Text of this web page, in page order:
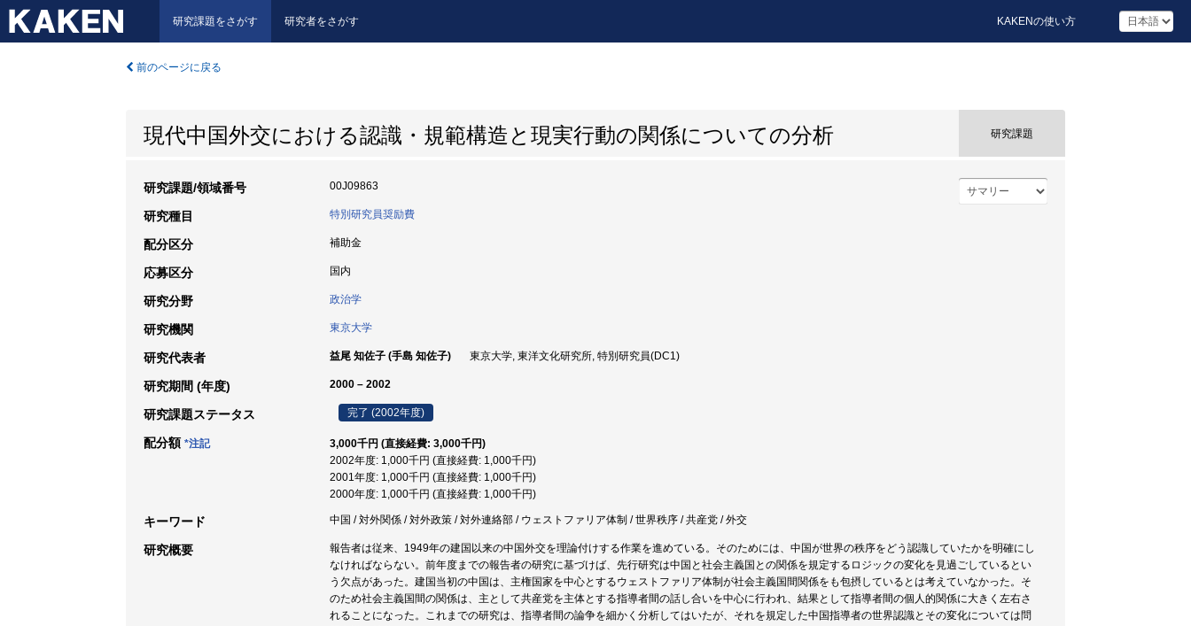
研究課題をさがす 研究者をさがす KAKENの使い方
前のページに戻る
現代中国外交における認識・規範構造と現実行動の関係についての分析 研究課題
研究課題/領域番号 00J09863
研究種目 特別研究員奨励費
配分区分 補助金
応募区分 国内
研究分野 政治学
研究機関 東京大学
研究代表者 益尾 知佐子 (手島 知佐子) 東京大学, 東洋文化研究所, 特別研究員(DC1)
研究期間 (年度) 2000 – 2002
研究課題ステータス 完了 (2002年度)
配分額 *注記
3,000千円 (直接経費: 3,000千円)
2002年度: 1,000千円 (直接経費: 1,000千円)
2001年度: 1,000千円 (直接経費: 1,000千円)
2000年度: 1,000千円 (直接経費: 1,000千円)
キーワード 中国 / 対外関係 / 対外政策 / 対外連絡部 / ウェストファリア体制 / 世界秩序 / 共産党 / 外交
研究概要
報告者は従来、1949年の建国以来の中国外交を理論付けする作業を進めている。そのためには、中国が世界の秩序をどう認識していたかを明確にし
なければならない。前年度までの報告者の研究に基づけば、先行研究は中国と社会主義国との関係を規定するロジックの変化を見過ごしているとい
う欠点があった。建国当初の中国は、主権国家を中心とするウェストファリア体制が社会主義国間関係をも包摂しているとは考えていなかった。そ
のため社会主義国間の関係は、主として共産党を主体とする指導者間の話し合いを中心に行われ、結果として指導者間の個人的関係に大きく左右さ
れることになった。これまでの研究は、指導者間の論争を細かく分析してはいたが、それを規定した中国指導者の世界認識とその変化については問